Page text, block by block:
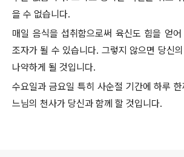
을 수 없습니다.
매일 음식을 섭취함으로써 육신도 힘을 얻
조자가 될 수 있습니다. 그렇지 않으면 당신
나약하게 될 것입니다.
수요일과 금요일 특히 사순절 기간에 하루
느님의 천사가 당신과 함께 할 것입니다.